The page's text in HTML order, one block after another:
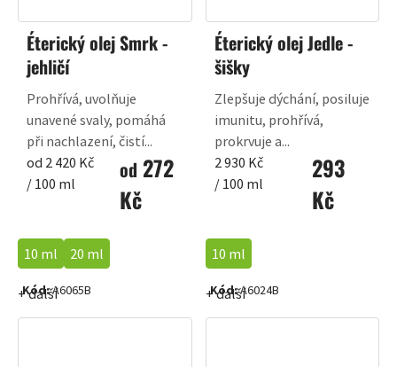
Éterický olej Smrk -
jehličí
od 272
Kč
Měrná
cena:
od 2 420 Kč
/ 100 ml
Prohřívá, uvolňuje
unavené svaly, pomáhá
při nachlazení, čistí...
10 ml 20 ml
+ další
Kód:A6065B
Éterický olej Jedle -
šišky
293
Kč
Měrná
cena:
2 930 Kč
/ 100 ml
Zlepšuje dýchání, posiluje
imunitu, prohřívá,
prokrvuje a...
10 ml
+ další
Kód:A6024B